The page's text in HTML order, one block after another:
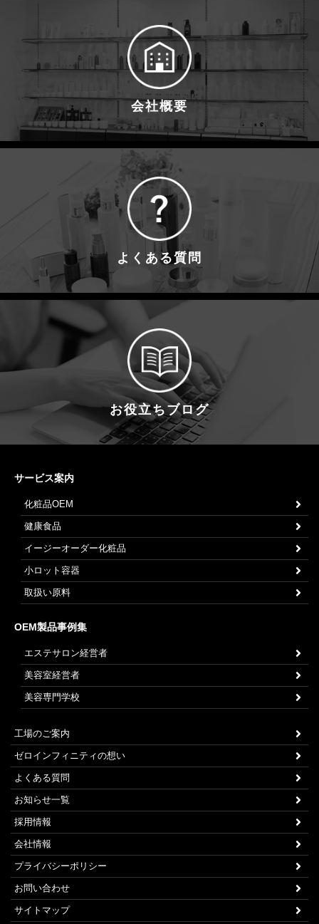
会社概要
よくある質問
お役立ちブログ
サービス案内
化粧品OEM
健康食品
イージーオーダー化粧品
小ロット容器
取扱い原料
OEM製品事例集
エステサロン経営者
美容室経営者
美容専門学校
工場のご案内
ゼロインフィニティの想い
よくある質問
お知らせ一覧
採用情報
会社情報
プライバシーポリシー
お問い合わせ
サイトマップ